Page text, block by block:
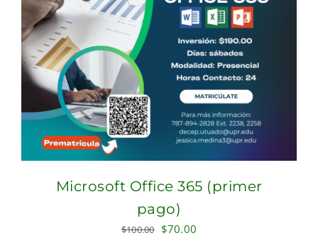
Microsoft Office 365 (primer
pago)
$100.00 Original
$70.00